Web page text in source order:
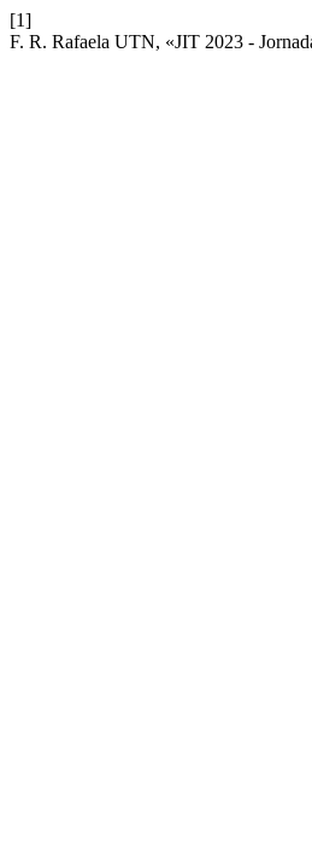
[1]
F. R. Rafaela UTN, «JIT 2023 -